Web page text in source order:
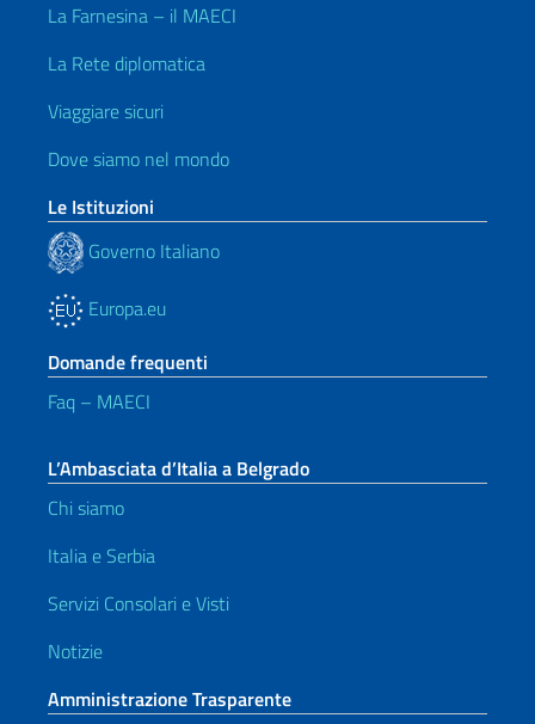
La Farnesina – il MAECI
La Rete diplomatica
Viaggiare sicuri
Dove siamo nel mondo
Le Istituzioni
Governo Italiano
Europa.eu
Domande frequenti
Faq – MAECI
L’Ambasciata d’Italia a Belgrado
Chi siamo
Italia e Serbia
Servizi Consolari e Visti
Notizie
Amministrazione Trasparente